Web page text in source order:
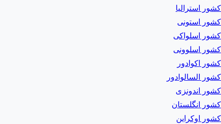
کشور استرالیا
کشور استونی
کشور اسلواکی
کشور اسلوونی
کشور اکوادور
کشور السالوادور
کشور اندونزی
کشور انگلستان
کشور اوکراین